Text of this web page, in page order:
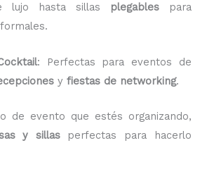
lujo hasta sillas
plegablespara
: Perfectas para eventos de
yfiestas de networking.
de evento que estés organizando,
y sillasperfectas para hacerlo